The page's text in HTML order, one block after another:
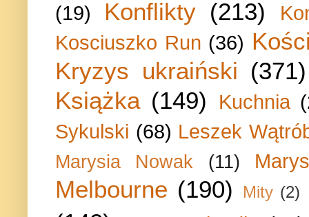
(19) Konflikty (213)
Kosciuszko Run (36)
Kryzys ukraiński (371)
Książka (149) Kuchnia
Sykulski (68) Leszek
Marysia Nowak (11)
Melbourne (190) Mity (2)